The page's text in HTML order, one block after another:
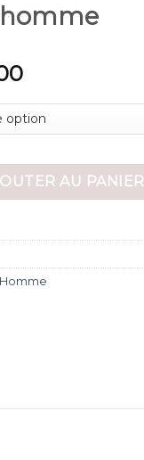
hommeAU PANIER